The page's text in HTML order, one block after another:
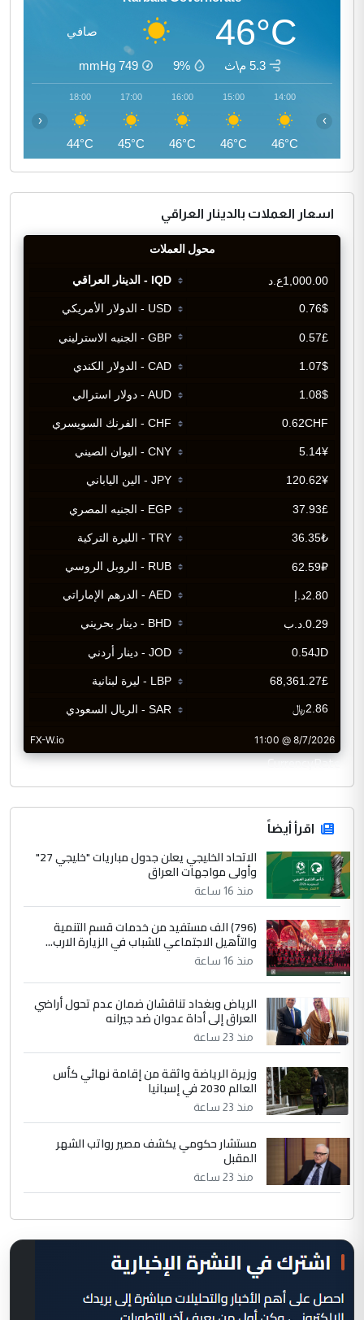
46°C صافي
5.3 م\ث 9%
749
mmHg
14:00
46°C
15:00
46°C
16:00
46°C
17:00
45°C
18:00
44°C
‹ ›
اسعار العملات بالدينار العراقي
CurrencyRate
اقرأ أيضاً
الاتحاد الخليجي يعلن جدول مباريات "خليجي 27"
وأولى مواجهات العراق
منذ 16 ساعة
(796) الف مستفيد من خدمات قسم التنمية
والتأهيل الاجتماعي للشباب في الزيارة الارب...
منذ 16 ساعة
الرياض وبغداد تناقشان ضمان عدم تحول أراضي
العراق إلى أداة عدوان ضد جيرانه
منذ 23 ساعة
وزيرة الرياضة واثقة من إقامة نهائي كأس
العالم 2030 في إسبانيا
منذ 23 ساعة
مستشار حكومي يكشف مصير رواتب الشهر
المقبل
منذ 23 ساعة